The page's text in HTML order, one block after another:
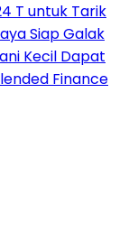
T untuk Tarik
Siap Galak
Kecil Dapat
Finance